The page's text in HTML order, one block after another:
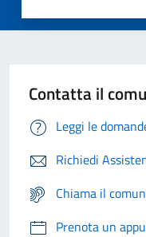
Contatta il
Leggi le
Richiedi
Chiama il
Prenota un